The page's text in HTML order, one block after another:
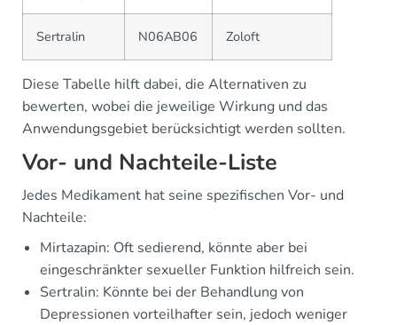
Sertralin N06AB06 Zoloft
Diese Tabelle hilft dabei, die Alternativen zu
bewerten, wobei die jeweilige Wirkung und das
Anwendungsgebiet berücksichtigt werden sollten.
Vor- und Nachteile-Liste
Jedes Medikament hat seine spezifischen Vor- und
Nachteile:
Mirtazapin: Oft sedierend, könnte aber bei
eingeschränkter sexueller Funktion hilfreich sein.
Sertralin: Könnte bei der Behandlung von
Depressionen vorteilhafter sein, jedoch weniger